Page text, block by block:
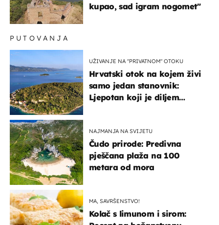
kupao, sad igram nogomet"
PUTOVANJA
UŽIVANJE NA "PRIVATNOM" OTOKU
Hrvatski otok na kojem živi
samo jedan stanovnik:
Ljepotan koji je diljem
NAJMANJA NA SVIJETU
Čudo prirode: Predivna
pješčana plaža na 100
metara od mora
MA, SAVRŠENSTVO!
Kolač s limunom i sirom: